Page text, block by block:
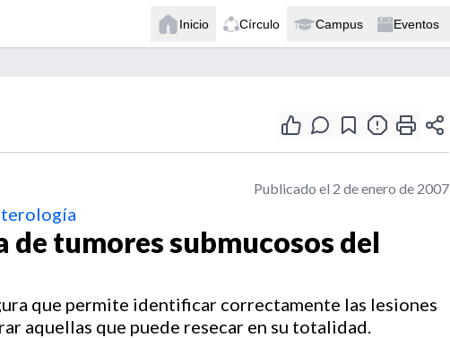
Inicio Círculo Campus Eventos
Publicado el 2 de enero de 2007
de tumores submucosos del
que permite identificar correctamente las lesiones
aquellas que puede resecar en su totalidad.